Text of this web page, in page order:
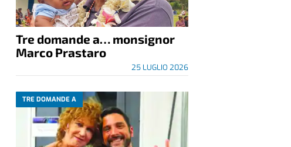
Tre domande a… monsignor
Marco Prastaro
25 LUGLIO 2026
TRE DOMANDE A